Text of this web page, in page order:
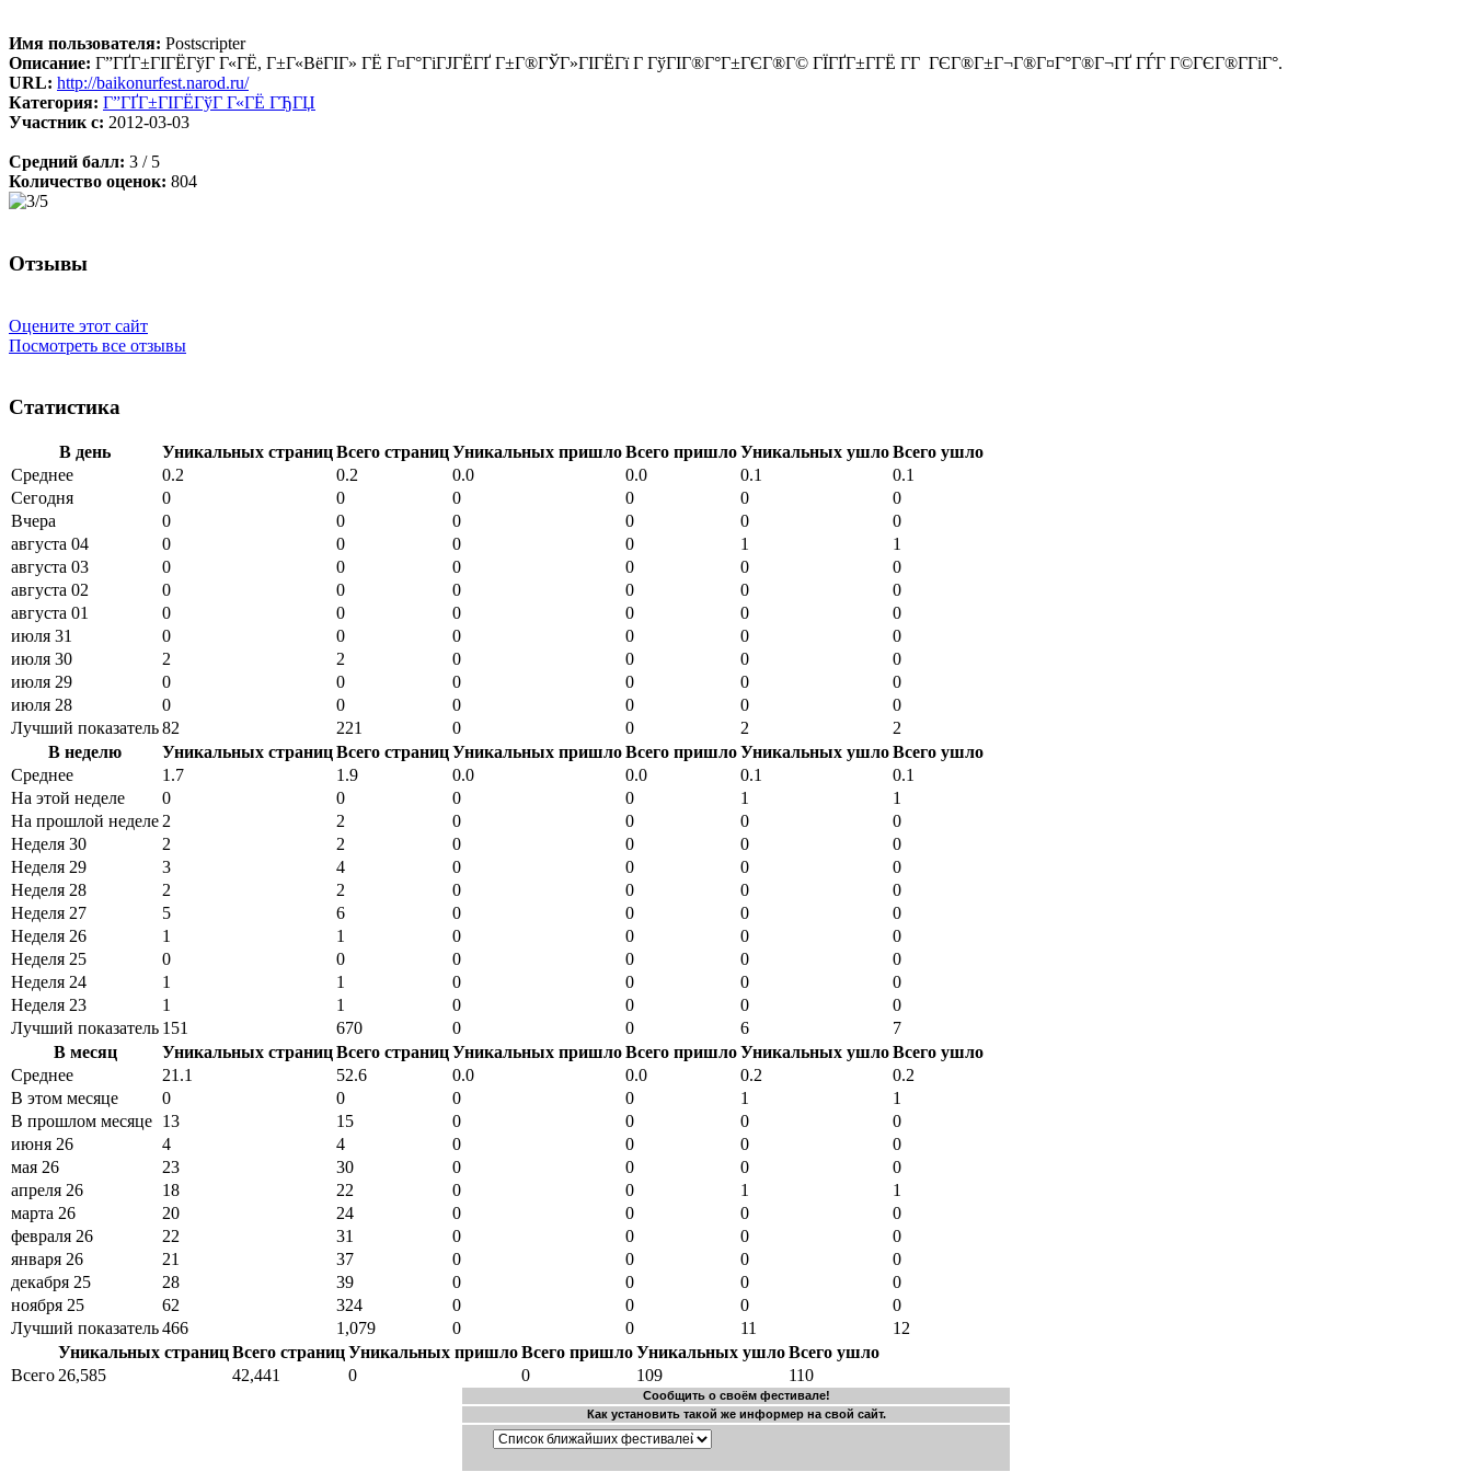
Имя пользователя: Postscripter
Описание: Г”ГҐГ±ГІГЁГўГ Г«ГЁ, Г±Г«ВёГІГ» ГЁ Г¤Г°ГіГЈГЁГҐ Г±Г®ГЎГ»ГІГЁГї Г ГўГІГ®Г°Г±ГЄГ®Г© ГЇГҐГ±Г­ГЁ Г­Г ГЄГ®Г±Г¬Г®Г¤Г°Г®Г¬ГҐ ГЃГ Г©ГЄГ®Г­ГіГ°.
URL: http://baikonurfest.narod.ru/
Категория: Г”ГҐГ±ГІГЁГўГ Г«ГЁ ГЂГЏ
Участник с: 2012-03-03
Средний балл: 3 / 5
Количество оценок: 804
Отзывы
Оцените этот сайт
Посмотреть все отзывы
Статистика
В день Уникальных страницВсего страницУникальных пришлоВсего пришлоУникальных ушлоВсего ушло
Среднее
0.2 0.2 0.0 0.0 0.1
0.1
Сегодня
0 0 0 0 0
0
Вчера
0 0 0 0 0
0
августа 04
0 0 0 0 1
1
августа 03
0 0 0 0 0
0
августа 02
0 0 0 0 0
0
августа 01
0 0 0 0 0
0
июля 31
0 0 0 0 0
0
июля 30
2 2 0 0 0
0
июля 29
0 0 0 0 0
0
июля 28
0 0 0 0 0
0
Лучший показатель82 221 0 0 2
2
В неделю
Уникальных страницВсего страницУникальных пришлоВсего пришлоУникальных ушлоВсего ушло
Среднее
1.7 1.9 0.0 0.0 0.1
0.1
На этой неделе
0 0 0 0 1
1
На прошлой неделе 2 2 0 0 0
0
Неделя 30
2 2 0 0 0
0
Неделя 29
3 4 0 0 0
0
Неделя 28
2 2 0 0 0
0
Неделя 27
5 6 0 0 0
0
Неделя 26
1 1 0 0 0
0
Неделя 25
0 0 0 0 0
0
Неделя 24
1 1 0 0 0
0
Неделя 23
1 1 0 0 0
0
Лучший показатель 151 670 0 0 6
7
В месяц
Уникальных страницВсего страницУникальных пришлоВсего пришлоУникальных ушлоВсего ушло
Среднее
21.1 52.6 0.0 0.0 0.2
0.2
В этом месяце
0 0 0 0 1
1
В прошлом месяце 13 15 0 0 0
0
июня 26
4 4 0 0 0
0
мая 26
23 30 0 0 0
0
апреля 26
18 22 0 0 1
1
марта 26
20 24 0 0 0
0
февраля 26
22 31 0 0 0
0
января 26
21 37 0 0 0
0
декабря 25
28 39 0 0 0
0
ноября 25
62 324 0 0 0
0
Лучший показатель466 1,079 0 0 11
12
Уникальных страницВсего страницУникальных пришлоВсего пришлоУникальных ушлоВсего ушло
Всего 26,585 42,441 0 0 109 110